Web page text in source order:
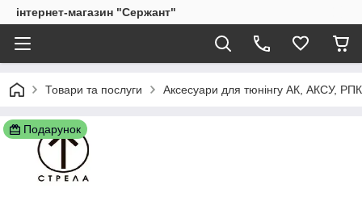
інтернет-магазин "Сержант"
Товари та послуги Аксесуари для тюнінгу АК, АКСУ,
Подарунок